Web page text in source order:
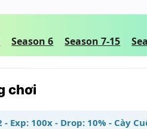
Season 6 Season 7-15
chơi
- Exp: 100x - Drop: 10% - Cày